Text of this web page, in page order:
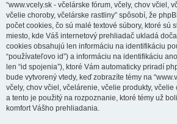
“www.vcely.sk - včelárske fórum, včely, chov včiel,
včelie choroby, včelárske rastliny” spôsobí, že
počet cookies, čo sú malé textové súbory, ktoré sú
miesto, kde Váš internetový prehliadač ukladá
cookies obsahujú len informáciu na identifikáciu
“používateľovo id”) a informáciu na identifikáciu
len “id spojenia”), ktoré Vám automaticky priradí
bude vytvorený vtedy, keď zobrazíte témy na
včely, chov včiel, včelárenie, včelie produkty, včelie
a tento je použitý na rozpoznanie, ktoré témy už
komfort Vášho prehliadania.